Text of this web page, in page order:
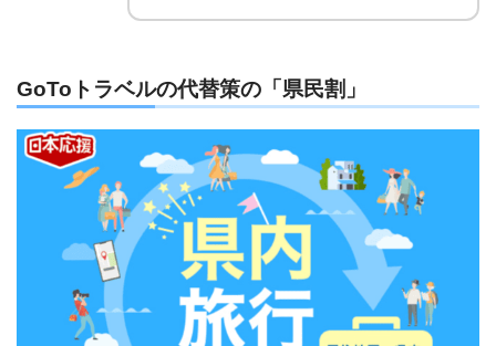
GoToトラベルの代替策の「県民割」